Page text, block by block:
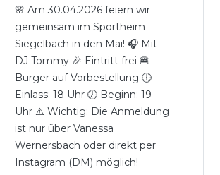
🌸 Am 30.04.2026 feiern wir
gemeinsam im Sportheim
Siegelbach in den Mai! 🎧 Mit
DJ Tommy 🎉 Eintritt frei 🍔
Burger auf Vorbestellung 🕕
Einlass: 18 Uhr 🕖 Beginn: 19
Uhr ⚠️ Wichtig: Die Anmeldung
ist nur über Vanessa
Wernersbach oder direkt per
Instagram (DM) möglich!